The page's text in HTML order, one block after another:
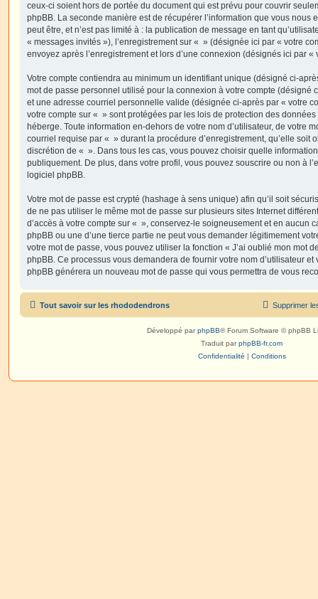
ceux-ci soient hors de portée du document qui est prévu pour couvrir
phpBB. La seconde manière est de récupérer l’information que vous nous
peut être, et n’est pas limité à : la publication de message en tant
« messages invités »), l’enregistrement sur « » (désignée ici par « votre
envoyez après l’enregistrement et lors d’une connexion (désignés ici par «
Votre compte contiendra au minimum un identifiant unique (désigné ci-
mot de passe personnel utilisé pour la connexion à votre compte (désigné
et une adresse courriel personnelle valide (désignée ci-après par « votre
votre compte sur « » sont protégées par les lois de protection des
héberge. Toute information en-dehors de votre nom d’utilisateur, de votre
courriel requise par « » durant la procédure d’enregistrement, qu’elle soit
discrétion de « ». Dans tous les cas, vous pouvez choisir quelle
publiquement. De plus, dans votre profil, vous pouvez souscrire ou non à
logiciel phpBB.
Votre mot de passe est crypté (hashage à sens unique) afin qu’il soit
de ne pas utiliser le même mot de passe sur plusieurs sites Internet
d’accès à votre compte sur « », conservez-le soigneusement et en aucun
phpBB ou une d’une tierce partie ne peut vous demander légitimement
votre mot de passe, vous pouvez utiliser la fonction « J’ai oublié mon mot
phpBB. Ce processus vous demandera de fournir votre nom d’utilisateur
phpBB générera un nouveau mot de passe qui vous permettra de vous
Tout savoir sur les rhododendrons Supprimer
Développé parphpBB® Forum Software © phpBB
Traduit parphpBB-fr.com
Confidentialité | Conditions